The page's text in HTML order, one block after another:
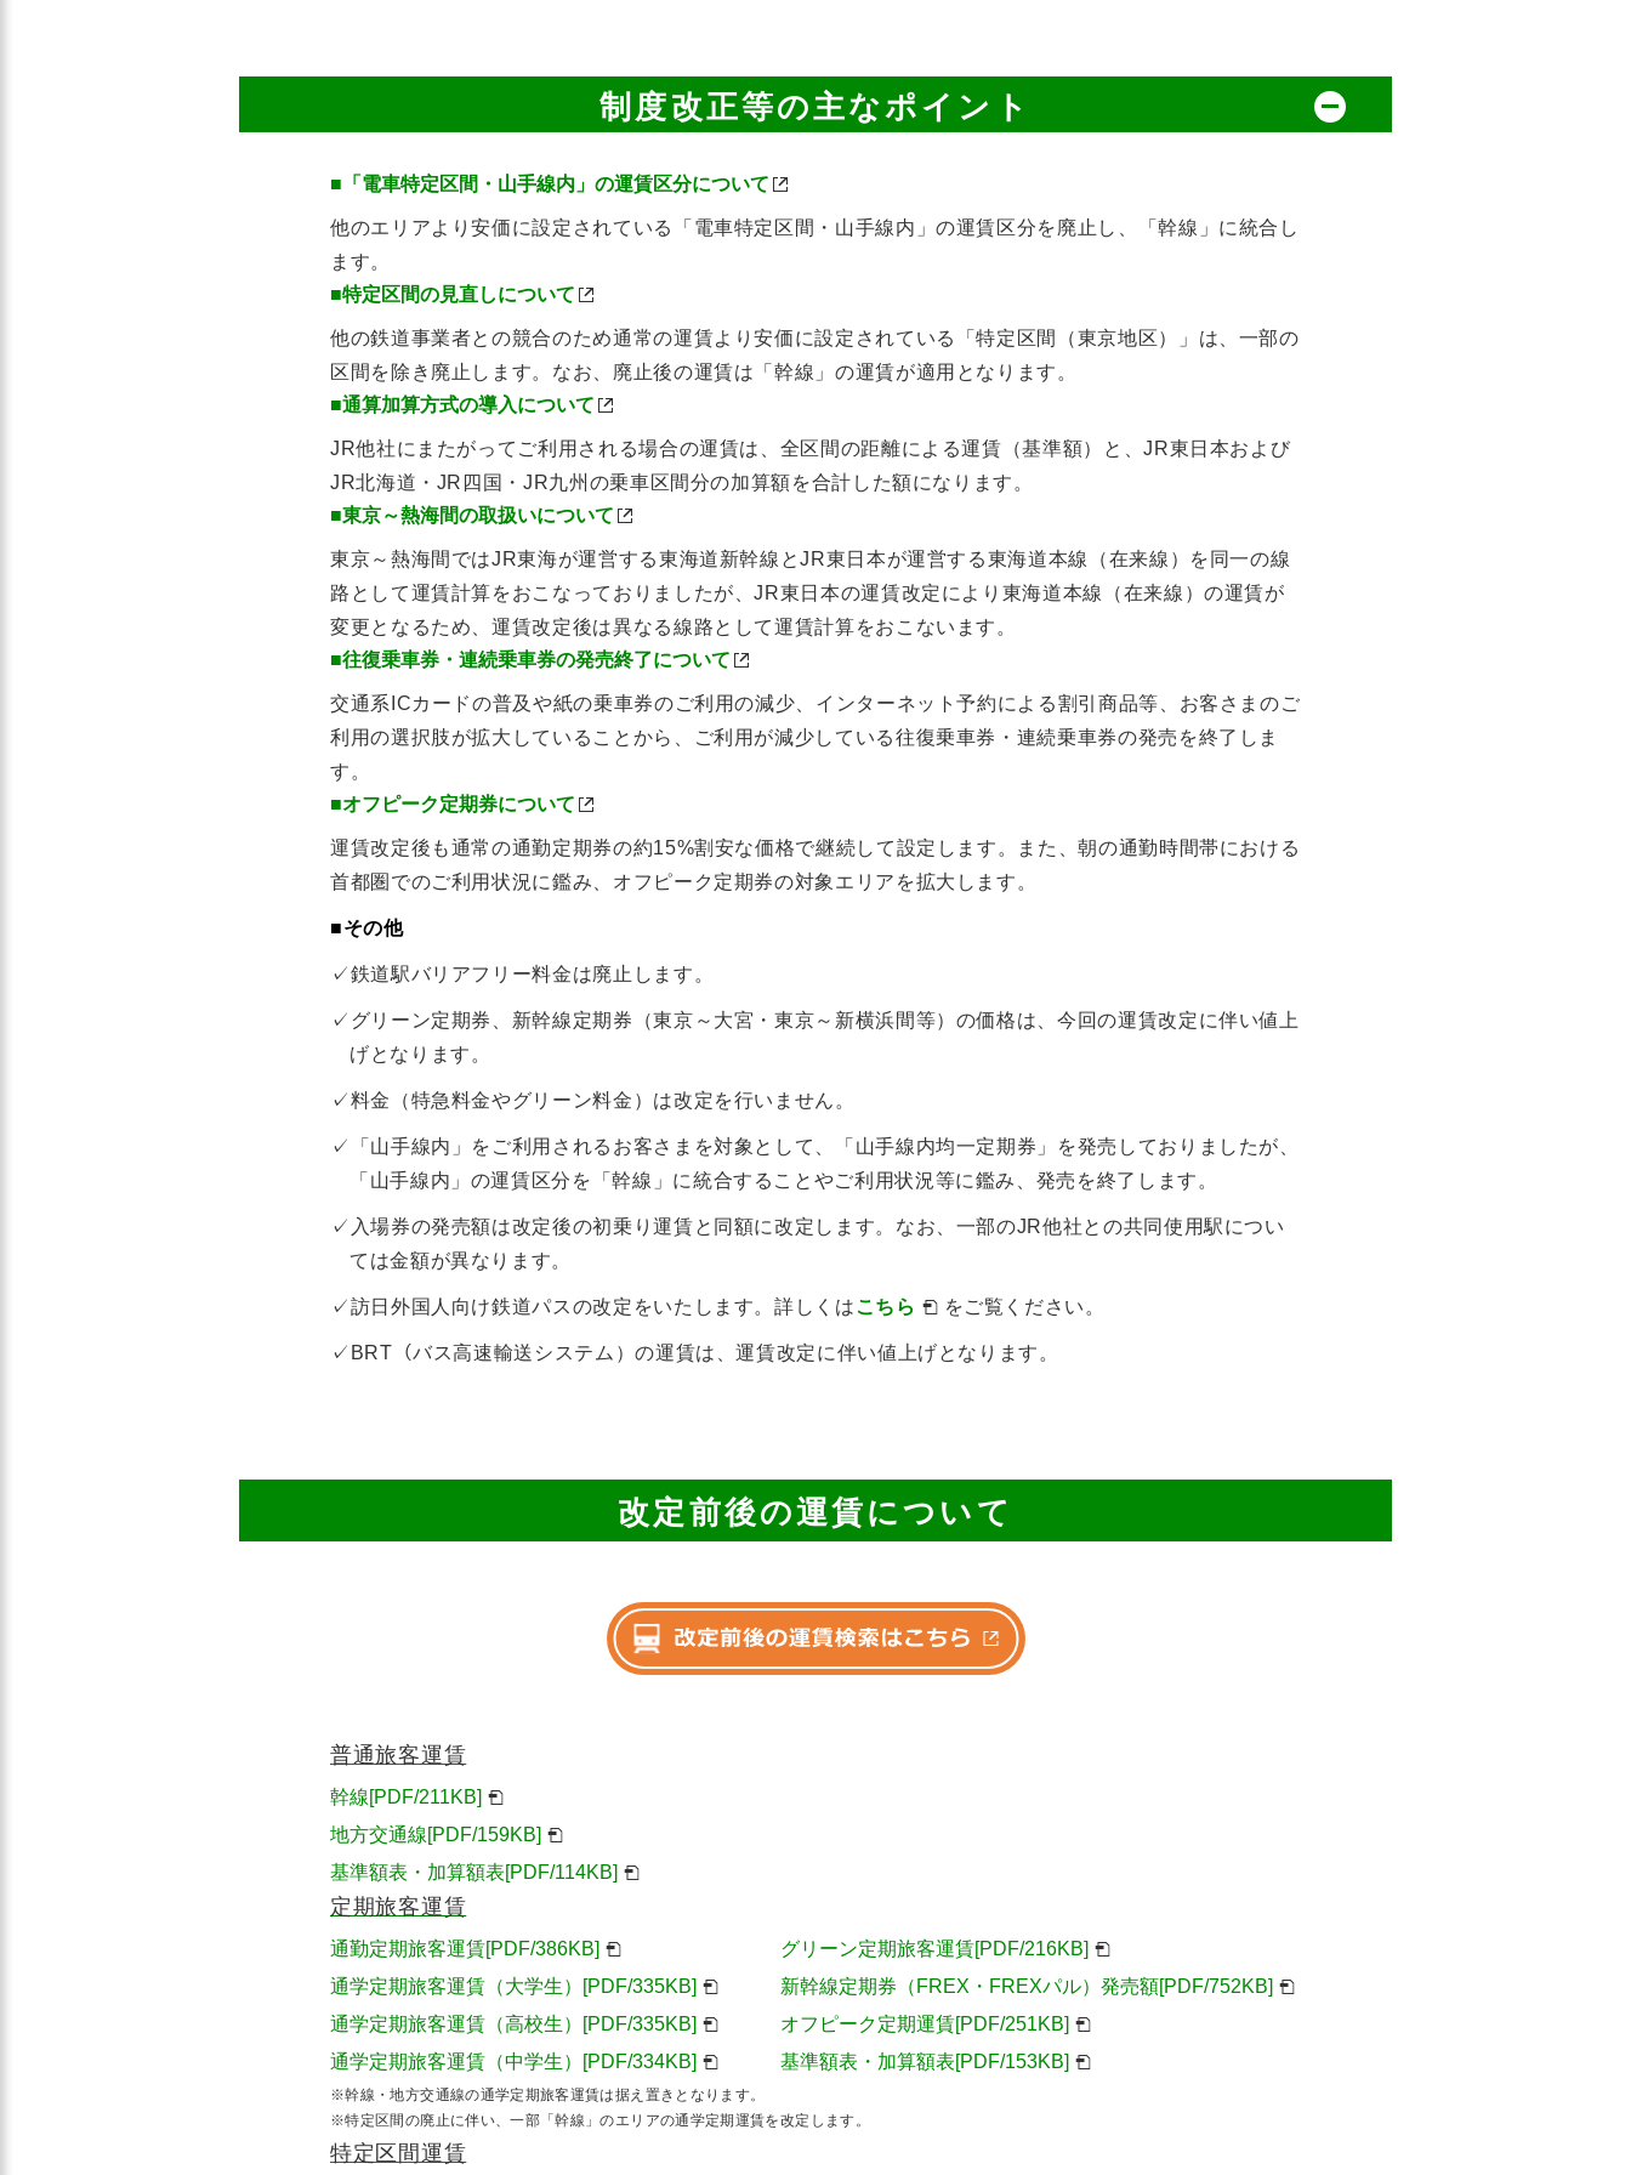
制度改正等の主なポイント
■「電車特定区間・山手線内」の運賃区分について
他のエリアより安価に設定されている「電車特定区間・山手線内」の運賃区分を廃止し、「幹線」に統合し
ます。
■特定区間の見直しについて
他の鉄道事業者との競合のため通常の運賃より安価に設定されている「特定区間（東京地区）」は、一部の
区間を除き廃止します。なお、廃止後の運賃は「幹線」の運賃が適用となります。
■通算加算方式の導入について
JR他社にまたがってご利用される場合の運賃は、全区間の距離による運賃（基準額）と、JR東日本および
JR北海道・JR四国・JR九州の乗車区間分の加算額を合計した額になります。
■東京～熱海間の取扱いについて
東京～熱海間ではJR東海が運営する東海道新幹線とJR東日本が運営する東海道本線（在来線）を同一の線
路として運賃計算をおこなっておりましたが、JR東日本の運賃改定により東海道本線（在来線）の運賃が
変更となるため、運賃改定後は異なる線路として運賃計算をおこないます。
■往復乗車券・連続乗車券の発売終了について
交通系ICカードの普及や紙の乗車券のご利用の減少、インターネット予約による割引商品等、お客さまのご
利用の選択肢が拡大していることから、ご利用が減少している往復乗車券・連続乗車券の発売を終了しま
す。
■オフピーク定期券について
運賃改定後も通常の通勤定期券の約15%割安な価格で継続して設定します。また、朝の通勤時間帯における
首都圏でのご利用状況に鑑み、オフピーク定期券の対象エリアを拡大します。
■その他
✓鉄道駅バリアフリー料金は廃止します。
✓グリーン定期券、新幹線定期券（東京～大宮・東京～新横浜間等）の価格は、今回の運賃改定に伴い値上
げとなります。
✓料金（特急料金やグリーン料金）は改定を行いません。
✓「山手線内」をご利用されるお客さまを対象として、「山手線内均一定期券」を発売しておりましたが、
「山手線内」の運賃区分を「幹線」に統合することやご利用状況等に鑑み、発売を終了します。
✓入場券の発売額は改定後の初乗り運賃と同額に改定します。なお、一部のJR他社との共同使用駅につい
ては金額が異なります。
✓訪日外国人向け鉄道パスの改定をいたします。詳しくはこちら をご覧ください。
✓BRT（バス高速輸送システム）の運賃は、運賃改定に伴い値上げとなります。
改定前後の運賃について
普通旅客運賃
幹線[PDF/211KB]
地方交通線[PDF/159KB]
基準額表・加算額表[PDF/114KB]
定期旅客運賃
通勤定期旅客運賃[PDF/386KB]
通学定期旅客運賃（大学生）[PDF/335KB]
通学定期旅客運賃（高校生）[PDF/335KB]
通学定期旅客運賃（中学生）[PDF/334KB]
グリーン定期旅客運賃[PDF/216KB]
新幹線定期券（FREX・FREXパル）発売額[PDF/752KB]
オフピーク定期運賃[PDF/251KB]
基準額表・加算額表[PDF/153KB]
※幹線・地方交通線の通学定期旅客運賃は据え置きとなります。
※特定区間の廃止に伴い、一部「幹線」のエリアの通学定期運賃を改定します。
特定区間運賃